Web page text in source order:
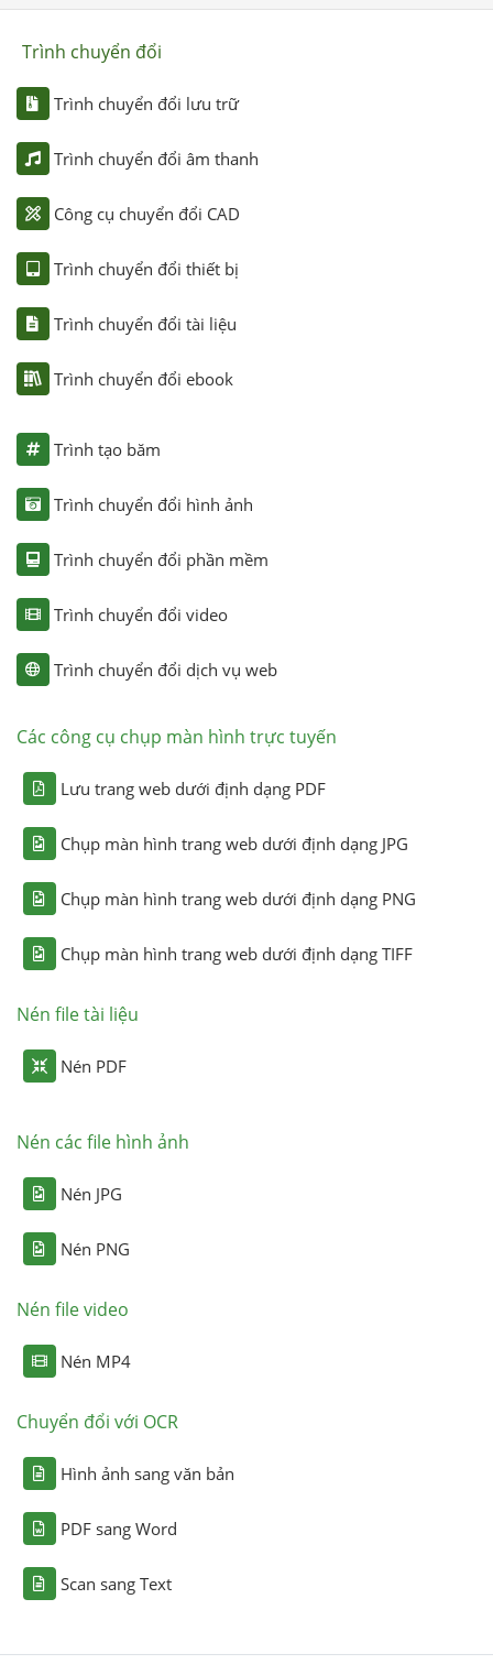
Trình chuyển đổi
Trình chuyển đổi lưu trữ
Trình chuyển đổi âm thanh
Công cụ chuyển đổi CAD
Trình chuyển đổi thiết bị
Trình chuyển đổi tài liệu
Trình chuyển đổi ebook
Trình tạo băm
Trình chuyển đổi hình ảnh
Trình chuyển đổi phần mềm
Trình chuyển đổi video
Trình chuyển đổi dịch vụ web
Các công cụ chụp màn hình trực tuyến
Lưu trang web dưới định dạng PDF
Chụp màn hình trang web dưới định dạng JPG
Chụp màn hình trang web dưới định dạng PNG
Chụp màn hình trang web dưới định dạng TIFF
Nén file tài liệu
Nén PDF
Nén các file hình ảnh
Nén JPG
Nén PNG
Nén file video
Nén MP4
Chuyển đổi với OCR
Hình ảnh sang văn bản
PDF sang Word
Scan sang Text